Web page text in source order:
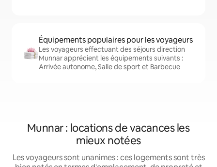
Équipements populaires pour les voyageurs
Les voyageurs effectuant des séjours direction
Munnar apprécient les équipements suivants :
Arrivée autonome, Salle de sport et Barbecue
Munnar : locations de vacances les
mieux notées
Les voyageurs sont unanimes : ces logements sont très